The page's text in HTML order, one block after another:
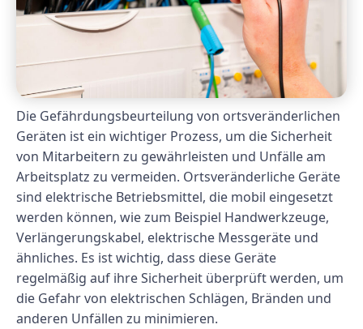
Die Gefährdungsbeurteilung von ortsveränderlichen
Geräten ist ein wichtiger Prozess, um die Sicherheit
von Mitarbeitern zu gewährleisten und Unfälle am
Arbeitsplatz zu vermeiden. Ortsveränderliche Geräte
sind elektrische Betriebsmittel, die mobil eingesetzt
werden können, wie zum Beispiel Handwerkzeuge,
Verlängerungskabel, elektrische Messgeräte und
ähnliches. Es ist wichtig, dass diese Geräte
regelmäßig auf ihre Sicherheit überprüft werden, um
die Gefahr von elektrischen Schlägen, Bränden und
anderen Unfällen zu minimieren.